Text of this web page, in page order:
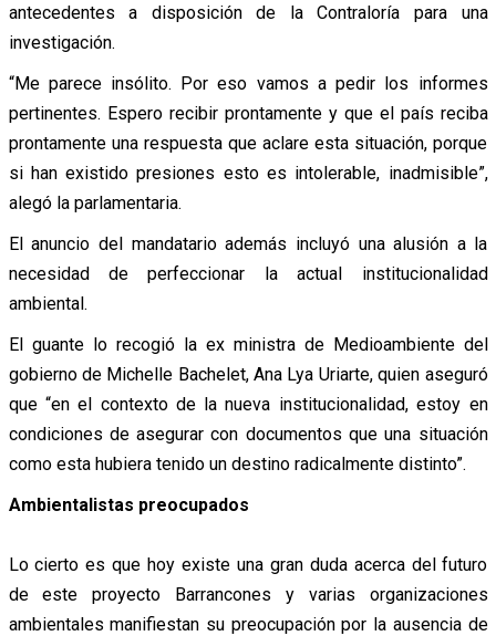
antecedentes a disposición de la Contraloría para una
investigación.
“Me parece insólito. Por eso vamos a pedir los informes
pertinentes. Espero recibir prontamente y que el país reciba
prontamente una respuesta que aclare esta situación, porque
si han existido presiones esto es intolerable, inadmisible”,
alegó la parlamentaria.
El anuncio del mandatario además incluyó una alusión a la
necesidad de perfeccionar la actual institucionalidad
ambiental.
El guante lo recogió la ex ministra de Medioambiente del
gobierno de Michelle Bachelet, Ana Lya Uriarte, quien aseguró
que “en el contexto de la nueva institucionalidad, estoy en
condiciones de asegurar con documentos que una situación
como esta hubiera tenido un destino radicalmente distinto”.
Ambientalistas preocupados
Lo cierto es que hoy existe una gran duda acerca del futuro
de este proyecto Barrancones y varias organizaciones
ambientales manifiestan su preocupación por la ausencia de